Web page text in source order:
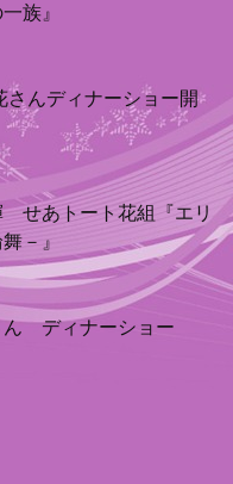
族』
さんディナーショー開
あトート花組『エリ
－』
ディナーショー